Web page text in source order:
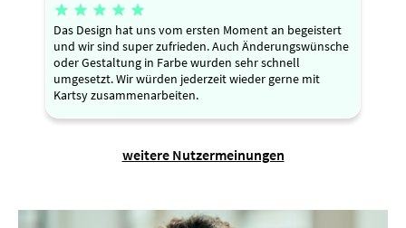
    
Das Design hat uns vom ersten Moment an begeistert
und wir sind super zufrieden. Auch Änderungswünsche
oder Gestaltung in Farbe wurden sehr schnell
umgesetzt. Wir würden jederzeit wieder gerne mit
Kartsy zusammenarbeiten.
weitere Nutzermeinungen